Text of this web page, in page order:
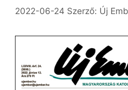
2022-06-24 Szerző: Új